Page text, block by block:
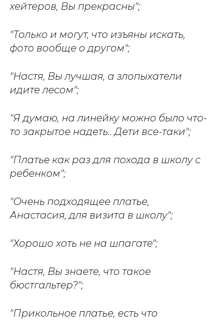
хейтеров, Вы прекрасны";
"Только и могут, что изъяны искать,
фото вообще о другом";
"Настя, Вы лучшая, а злопыхатели
идите лесом";
"Я думаю, на линейку можно было что-
то закрытое надеть.. Дети все-таки";
"Платье как раз для похода в школу с
ребенком";
"Очень подходящее платье,
Анастасия, для визита в школу";
"Хорошо хоть не на шпагате";
"Настя, Вы знаете, что такое
бюстгальтер?";
"Прикольное платье, есть что